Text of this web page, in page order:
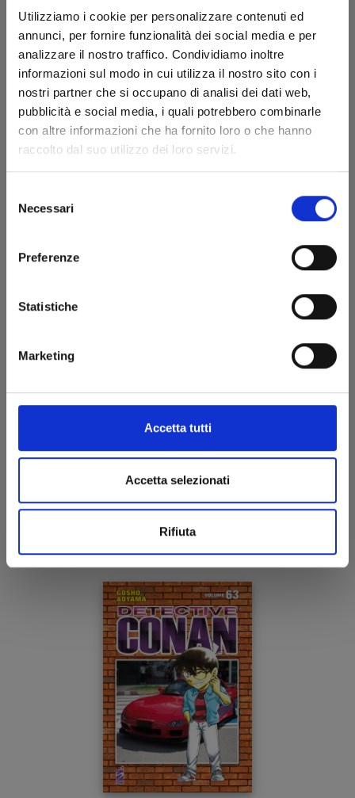
Utilizziamo i cookie per personalizzare contenuti ed
annunci, per fornire funzionalità dei social media e per
analizzare il nostro traffico. Condividiamo inoltre
informazioni sul modo in cui utilizza il nostro sito con i
nostri partner che si occupano di analisi dei dati web,
pubblicità e social media, i quali potrebbero combinarle
con altre informazioni che ha fornito loro o che hanno
raccolto dal suo utilizzo dei loro servizi.
delNecessari
Preferenze
Statistiche
Marketing
Accetta tutti
Accetta selezionati
Rifiuta
DETECTIVE CONAN NEW EDITION n. 65
18/11/2025
DETECTIVE CONAN NEW EDITION n. 64
21/10/2025